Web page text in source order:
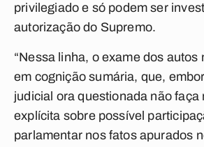
privilegiado e só podem ser
autorização do Supremo.
“Nessa linha, o exame dos autos
em cognição sumária, que,
judicial ora questionada não faça
explícita sobre possível
parlamentar nos fatos apurados